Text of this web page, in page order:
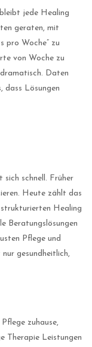
jede Healing
geraten, mit
pro Woche” zu
von Woche zu
Daten
dass Lösungen
schnell. Früher
Heute zählt das
Healing
Beratungslösungen
Pflege und
gesundheitlich,
zuhause,
Therapie Leistungen